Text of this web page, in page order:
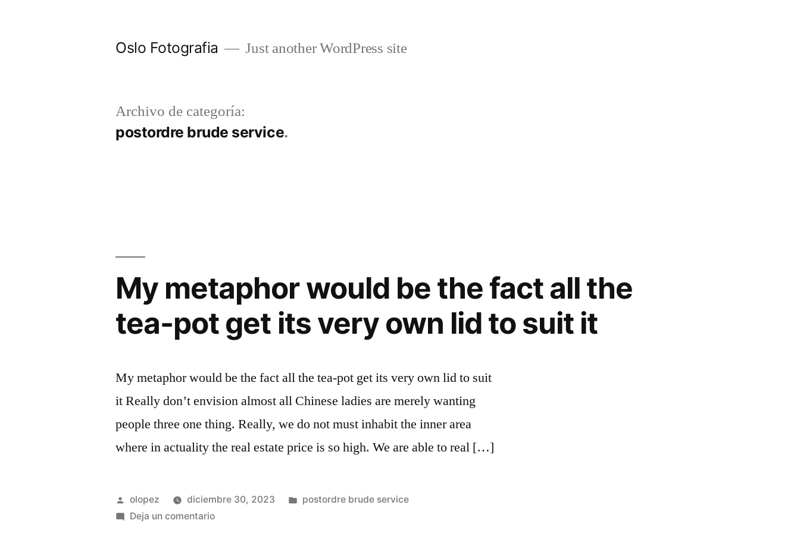
Oslo Fotografia Just another WordPress site
Archivo de categoría:
postordre brude service
My metaphor would be the fact all the
tea-pot get its very own lid to suit it
My metaphor would be the fact all the tea-pot get its very own lid to suit
it Really don’t envision almost all Chinese ladies are merely wanting
people three one thing. Really, we do not must inhabit the inner area
where in actuality the real estate price is so high. We are able to real […]
Publicada
por
olopez diciembre 30, 2023
Publicada
postordre brude service
Deja un comentarioen